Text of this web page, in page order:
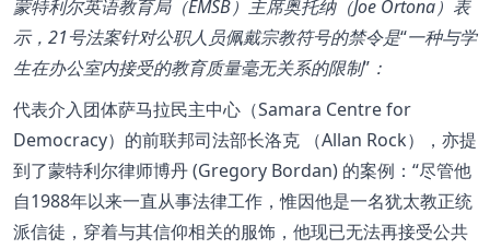
蒙特利尔英语教育局（EMSB）主席奥托纳（Joe Ortona）表
示，21号法案针对公职人员佩戴宗教符号的禁令是 一种与学
生在办公室内接受的教育质量毫无关系的限制 ：
代表介入团体萨马拉民主中心（Samara Centre for
Democracy）的前联邦司法部长洛克 （Allan Rock），亦提
到了蒙特利尔律师博丹 (Gregory Bordan) 的案例：
尽管他
自1988年以来一直从事法律工作，惟因他是一名犹太教正统
派信徒，穿着与其信仰相关的服饰，他现已无法再接受公共